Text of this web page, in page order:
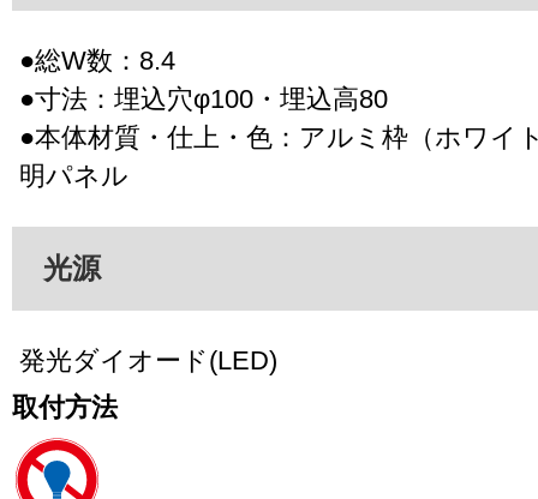
●総W数：8.4
●寸法：埋込穴φ100・埋込高80
●本体材質・仕上・色：アルミ枠（ホワイ
明パネル
光源
発光ダイオード(LED)
取付方法